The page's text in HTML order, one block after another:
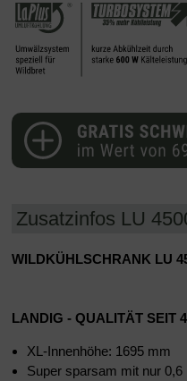
Zusatzinfos LU
WILDKÜHLSCHRANK LU
LANDIG - QUALITÄT SEIT
XL-Innenhöhe: 1695 mm
Super sparsam mit nur 0,6